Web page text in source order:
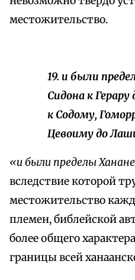
местожительство.
19. и были
Сидона к
к Содому,
Цевоиму до
«и были пределы
вследствие которой
местожительство
племен, библейской
более общего
границы всей